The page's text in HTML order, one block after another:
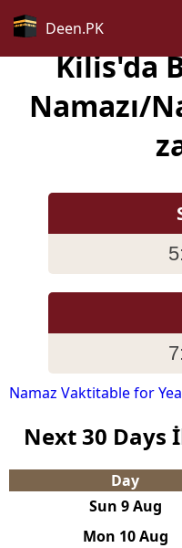
Deen.PK
Kilis'da
Namazı/
Namaz Vaktitable for
Next 30 Days
Day
Sun 9 Aug
Mon 10 Aug